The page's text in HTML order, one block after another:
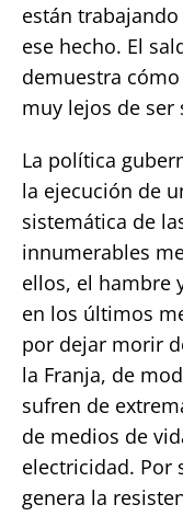
están
ese hecho. El
demuestra
muy lejos de ser
La política
la ejecución de
sistemática de
innumerables
ellos, el hambre
en los últimos
por dejar morir
la Franja, de
sufren de
de medios de
electricidad. Por
genera la